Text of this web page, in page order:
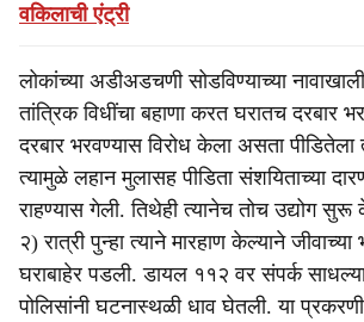
वकिलाची एंट्री
लोकांच्या अडीअडचणी सोडविण्याच्या
तांत्रिक विधींचा बहाणा करत घरातच दरबार
दरबार भरवण्यास विरोध केला असता पीडितेला
त्यामुळे लहान मुलासह पीडिता संशयिताच्या
राहण्यास गेली. तिथेही त्यानेच तोच उद्योग सुरू
२) रात्री पुन्हा त्याने मारहाण केल्याने जीवाच्या
घराबाहेर पडली. डायल ११२ वर संपर्क
पोलिसांनी घटनास्थळी धाव घेतली. या